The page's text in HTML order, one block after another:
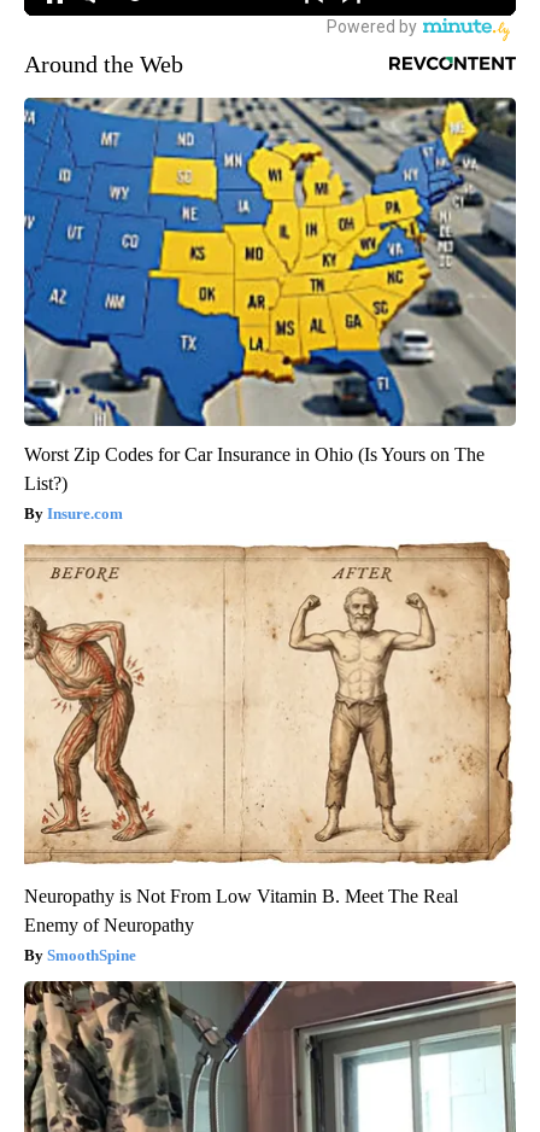
Around the Web
Worst Zip Codes for Car Insurance in Ohio (Is Yours on The
List?)
Insure.com
Neuropathy is Not From Low Vitamin B. Meet The Real
Enemy of Neuropathy
SmoothSpine